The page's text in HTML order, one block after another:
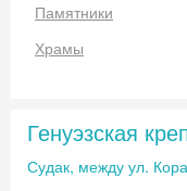
Памятники
Храмы
Генуэзская
Судак, между ул.